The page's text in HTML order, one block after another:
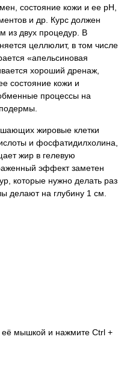
состояние кожи и ее pH,
и др. Курс должен
из двух процедур. В
целлюлит, в том числе
«апельсиновая
хороший дренаж,
состояние кожи и
процессы на
жировые клетки
и фосфатидилхолина,
жир в гелевую
эффект заметен
которые нужно делать раз
делают на глубину 1 см.
её мышкой и нажмите Ctrl +